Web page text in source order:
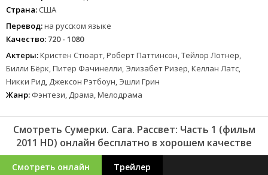
Страна: США
Перевод:на русском языке
Качество: 720 - 1080
Актеры:Кристен Стюарт, Роберт Паттинсон, Тейлор Лотнер,
Билли Бёрк, Питер Фачинелли, Элизабет Ризер, Келлан Латс,
Никки Рид, Джексон Рэтбоун, Эшли Грин
Жанр: Фэнтези, Драма, Мелодрама
Смотреть Сумерки. Сага. Рассвет: Часть 1 (фильм
2011 HD) онлайн бесплатно в хорошем качестве
Смотреть онлайн Трейлер